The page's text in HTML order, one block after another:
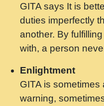
मर गनय न अपरध
ravinandan shastri
मेरे मन हरी का
Rishikesh - Swami
Maharaj.mp3
यह हसरत तलब ह
Talab Hai Bhav
GITA says It is
duties imperfectly
another. By
with, a person
Enlightment
GITA is
warning,